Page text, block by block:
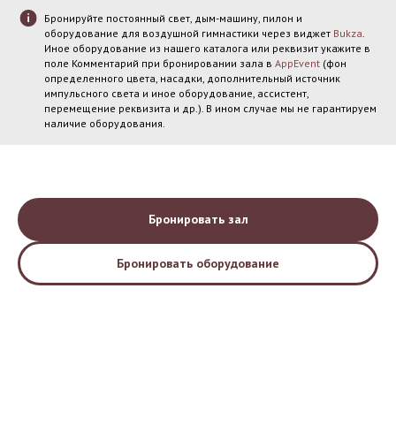
Бронируйте постоянный свет, дым-машину, пилон и
оборудование для воздушной гимнастики через виджет Bukza.
Иное оборудование из нашего каталога или реквизит укажите в
поле Комментарий при бронировании зала в AppEvent (фон
определенного цвета, насадки, дополнительный источник
импульсного света и иное оборудование, ассистент,
перемещение реквизита и др.). В ином случае мы не гарантируем
наличие оборудования.
Бронировать зал
Бронировать оборудование